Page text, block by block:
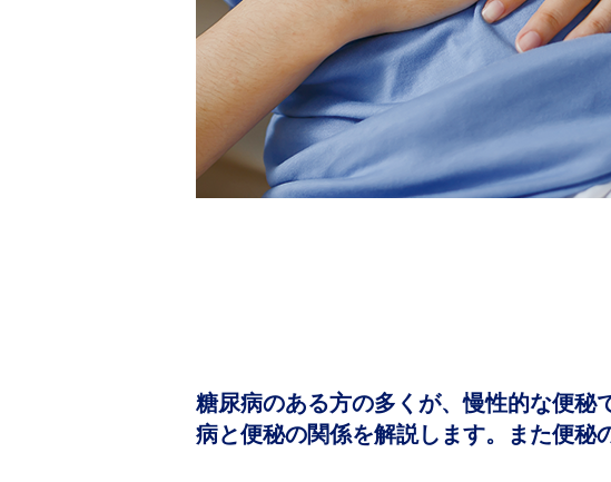
糖尿病のある方の多くが、慢性的な便
病と便秘の関係を解説します。また便秘